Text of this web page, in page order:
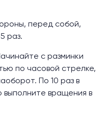
перед собой,
раз.
с разминки
по часовой стрелке,
По 10 раз в
выполните вращения в